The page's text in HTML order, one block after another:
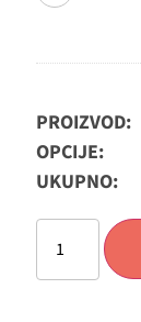
PROIZVOD:
OPCIJE:
UKUPNO: